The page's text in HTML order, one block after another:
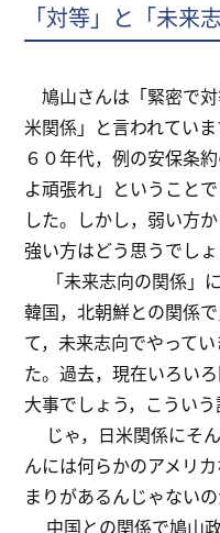
「対等」と「未来志
鳩山さんは「緊密で
米関係」と言われてい
６０年代，例の安保条
よ頑張れ」ということ
した。しかし，弱い方
強い方はどう思うでしょ
「未来志向の関係」
韓国，北朝鮮との関係
て，未来志向でやって
た。過去，現在いろい
大事でしょう，こういう
じゃ，日米関係にそ
んには何らかのアメリ
まりがあるんじゃない
中国との関係で鳩山